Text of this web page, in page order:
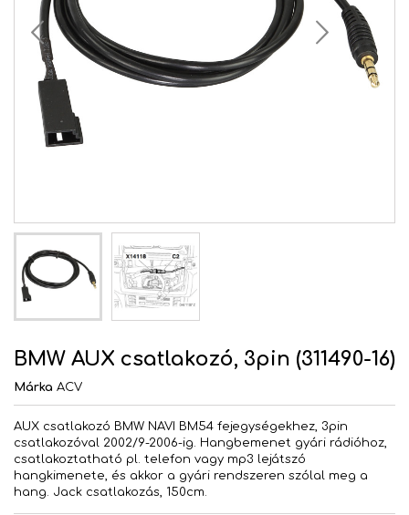
BMW AUX csatlakozó, 3pin (311490-16)
Márka ACV
AUX csatlakozó BMW NAVI BM54 fejegységekhez, 3pin
csatlakozóval 2002/9-2006-ig. Hangbemenet gyári rádióhoz,
csatlakoztatható pl. telefon vagy mp3 lejátszó
hangkimenete, és akkor a gyári rendszeren szólal meg a
hang. Jack csatlakozás, 150cm.